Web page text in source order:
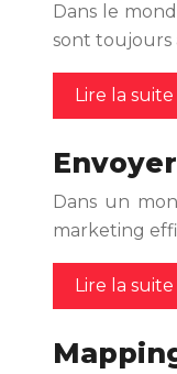
Dans le
sont toujours
Lire la suite
Dans un
marketing
Lire la suite